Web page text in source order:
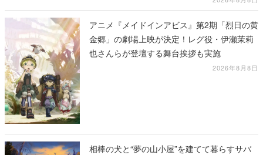
アニメ『メイドインアビス』第2期「烈日の黄
金郷」の劇場上映が決定！レグ役・伊瀬茉莉
也さんらが登壇する舞台挨拶も実施
2026年8月8日
相棒の犬と“夢の山小屋”を建てて暮らすサバ